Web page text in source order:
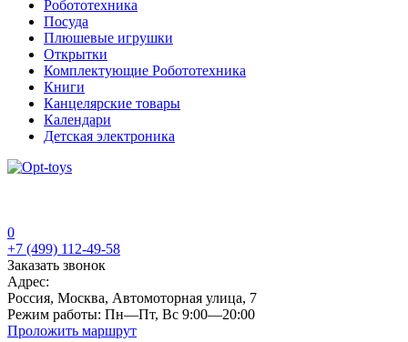
Робототехника
Посуда
Плюшевые игрушки
Открытки
Комплектующие Робототехника
Книги
Канцелярские товары
Календари
Детская электроника
0
+7 (499) 112-49-58
Заказать звонок
Адрес:
Россия, Москва, Автомоторная улица, 7
Режим работы: Пн—Пт, Вс 9:00—20:00
Проложить маршрут